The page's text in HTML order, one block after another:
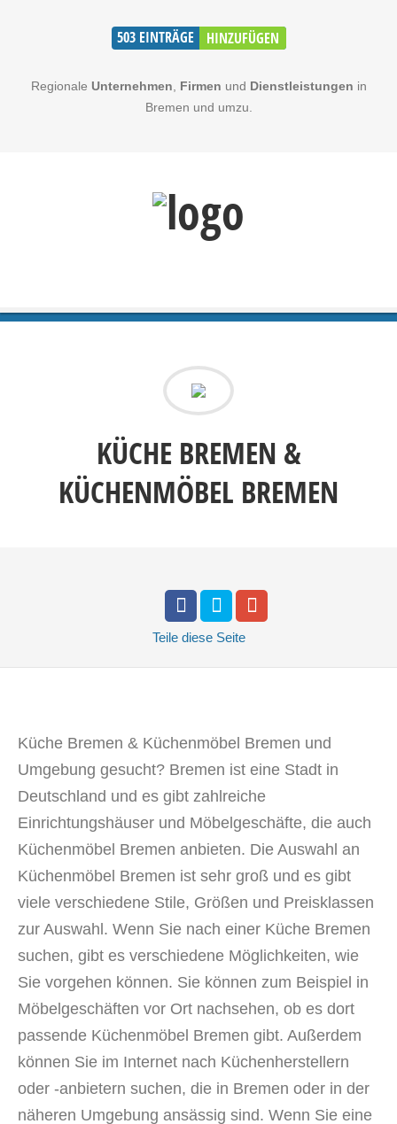
503 EINTRÄGE HINZUFÜGEN
Regionale Unternehmen Firmen und Dienstleistungen in
Bremen und umzu.
KÜCHE BREMEN &
KÜCHENMÖBEL BREMEN
Teile diese Seite
Küche Bremen & Küchenmöbel Bremen und
Umgebung gesucht? Bremen ist eine Stadt in
Deutschland und es gibt zahlreiche
Einrichtungshäuser und Möbelgeschäfte, die auch
Küchenmöbel Bremen anbieten. Die Auswahl an
Küchenmöbel Bremen ist sehr groß und es gibt
viele verschiedene Stile, Größen und Preisklassen
zur Auswahl. Wenn Sie nach einer Küche Bremen
suchen, gibt es verschiedene Möglichkeiten, wie
Sie vorgehen können. Sie können zum Beispiel in
Möbelgeschäften vor Ort nachsehen, ob es dort
passende Küchenmöbel Bremen gibt. Außerdem
können Sie im Internet nach Küchenherstellern
oder -anbietern suchen, die in Bremen oder in der
näheren Umgebung ansässig sind. Wenn Sie eine